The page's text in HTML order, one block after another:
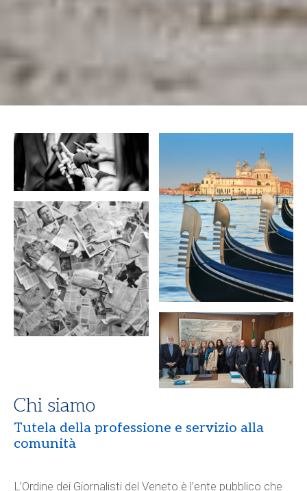
Chi siamo
Tutela della professione e servizio alla
comunità
L’Ordine dei Giornalisti del Veneto è l’ente pubblico che